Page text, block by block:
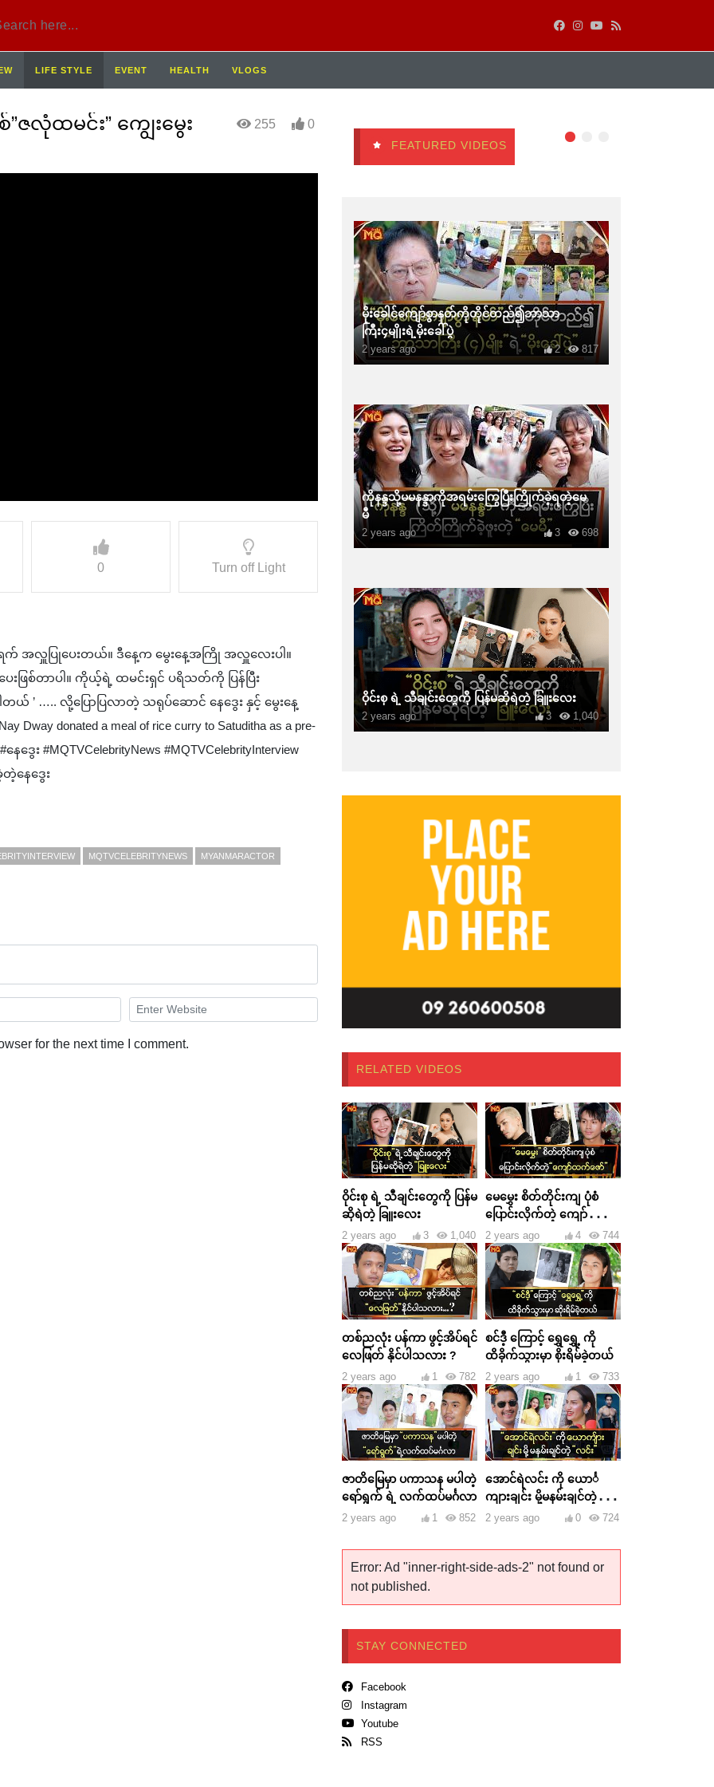
LIFE STYLE EVENT HEALTH VLOGS
ဇလုံထမင်း” ကျွေးမွေး
255 0
0 Turn off Light
က် အလှူပြုပေးတယ်။ ဒီနေ့က မွေးနေ့အကြို‌ အလှူလေးပါ။
ေးဖြစ်တာပါ။ ကိုယ့်ရဲ့ ထမင်းရှင် ပရိသတ်ကို ပြန်ပြီး
ယ် ’ ….. လို့ပြောပြလာတဲ့ သရုပ်ဆောင် နေဒွေး နှင့် မွေးနေ့
donated a meal of rice curry to Satuditha as a pre-
ေဒွေး #MQTVCelebrityNews #MQTVCelebrityInterview
တဲ့နေဒွေး
MQTVCELEBRITYNEWS MYANMARACTOR
for the next time I comment.
FEATURED VIDEOS
မိုးခေါင်ကျော်စွာနတ်ကိုတိုင်တည်၍ဘာသာ
ကြီး၄မျိုးရဲ့မိုးခေါ်ပွဲ
2 years ago 817
2
ကိုနန္ဒသို့မမနန္ဒာကိုအရမ်းကြွေပြီးကြိုက်ခဲ့ရတဲ့မေ
မီ
2 years ago 698
3
ဝိုင်းစု ရဲ့ သီချင်းတွေကို ပြန်မဆိုရဲတဲ့ ခြူးလေး
2 years ago 1,040
3
RELATED VIDEOS
ဝိုင်းစု ရဲ့ သီချင်းတွေကို ပြန်မ
ဆိုရဲတဲ့ ခြူးလေး
2 years ago 1,040
3
မေမွှေး စိတ်တိုင်းကျ ပုံစံ
ပြောင်းလိုက်တဲ့ ကျော်ထက်
ဇော်
2 years ago 744
4
တစ်ညလုံး ပန်ကာ ဖွင့်အိပ်ရင်
လေဖြတ် နိုင်ပါသလား ?
2 years ago 782
1
စင်ဒီ့ ကြောင့် ရွှေရွှေ့ ကို
ထိခိုက်သွားမှာ စိုးရိမ်ခဲ့တယ်
2 years ago 733
1
ဇာတိမြေမှာ ပကာသန မပါတဲ့
ရော်ရွက် ရဲ့ လက်ထပ်မင်္ဂလာ
2 years ago 852
1
အောင်ရဲလင်း ကို ယောင်္
ကျားချင်း မို့မနမ်းချင်တဲ့
လင်း
2 years ago 724
0
Error: Ad "inner-right-side-ads-2" not found or
not published.
STAY CONNECTED
Facebook
Instagram
Youtube
RSS